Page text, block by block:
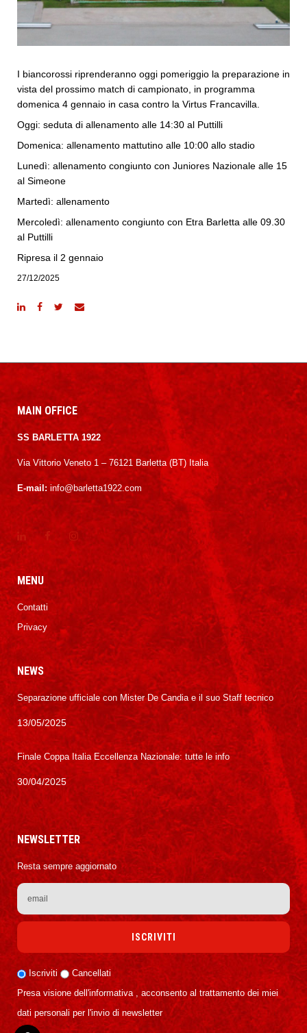
I biancorossi riprenderanno oggi pomeriggio la preparazione in
vista del prossimo match di campionato, in programma
domenica 4 gennaio in casa contro la Virtus Francavilla.
Oggi: seduta di allenamento alle 14:30 al Puttilli
Domenica: allenamento mattutino alle 10:00 allo stadio
Lunedì: allenamento congiunto con Juniores Nazionale alle 15
al Simeone
Martedì: allenamento
Mercoledì: allenamento congiunto con Etra Barletta alle 09.30
al Puttilli
Ripresa il 2 gennaio
27/12/2025
MAIN OFFICE
SS BARLETTA 1922
Via Vittorio Veneto 1 – 76121 Barletta (BT) Italia
E-mail: info@barletta1922.com
MENU
Contatti
Privacy
NEWS
Separazione ufficiale con Mister De Candia e il suo Staff tecnico
13/05/2025
Finale Coppa Italia Eccellenza Nazionale: tutte le info
30/04/2025
NEWSLETTER
Resta sempre aggiornato
Iscriviti
Cancellati
Presa visione dell'informativa , acconsento al trattamento dei miei
dati personali per l'invio di newsletter